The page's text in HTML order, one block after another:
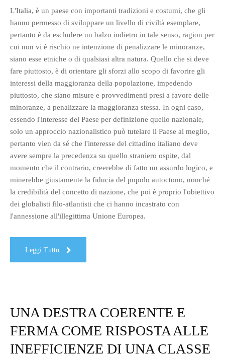
L'Italia, è un paese con importanti tradizioni e costumi, che gli
hanno permesso di sviluppare un livello di civiltà esemplare,
pertanto è da escludere un balzo indietro in tale senso, ragion per
cui non vi è rischio ne intenzione di penalizzare le minoranze,
siano esse etniche o di qualsiasi altra natura. Quello che si deve
fare piuttosto, è di orientare gli sforzi allo scopo di favorire gli
interessi della maggioranza della popolazione, impedendo
piuttosto, che siano misure e provvedimenti presi a favore delle
minoranze, a penalizzare la maggioranza stessa. In ogni caso,
essendo l'interesse del Paese per definizione quello nazionale,
solo un approccio nazionalistico può tutelare il Paese al meglio,
pertanto vien da sé che l'interesse del cittadino italiano deve
avere sempre la precedenza su quello straniero ospite, dal
momento che il contrario, creerebbe di fatto un assurdo logico, e
minerebbe giustamente la fiducia del popolo autoctono, nonché
la credibilità del concetto di nazione, che poi è proprio l'obiettivo
dei globalisti filo-atlantisti che ci hanno incastrato con
l'annessione all'illegittima Unione Europea.
Leggi Tutto
UNA DESTRA COERENTE E
FERMA COME RISPOSTA ALLE
INEFFICIENZE DI UNA CLASSE